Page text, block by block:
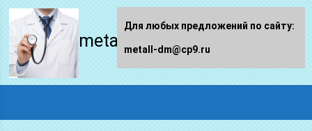
metall-dm.ru
Для любых предложений по сайту:
metall-dm@cp9.ru